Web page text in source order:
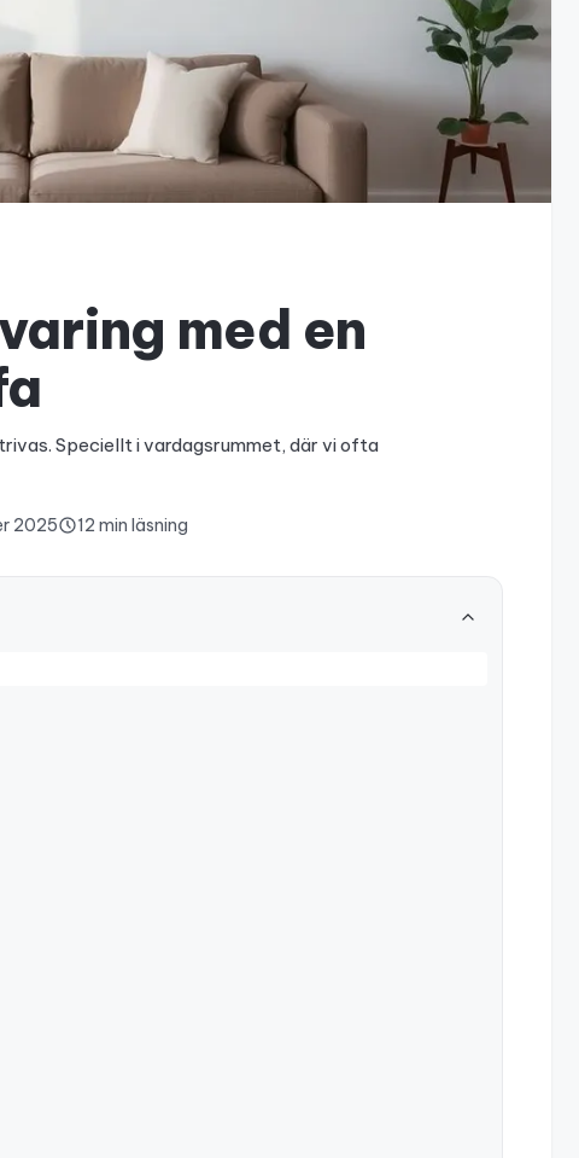
med en
Speciellt i vardagsrummet, där vi ofta
2025 12 min läsning